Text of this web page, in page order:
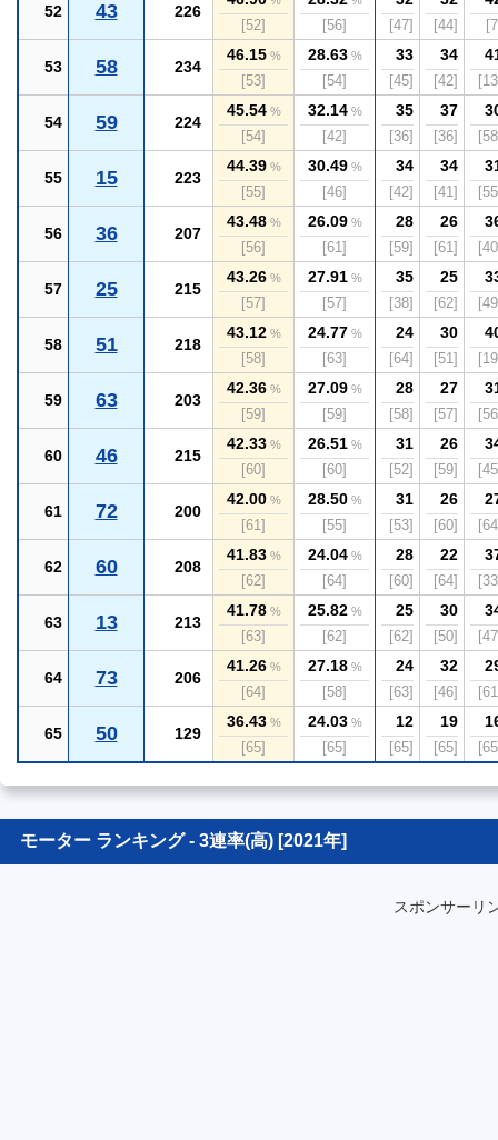
52 43 226
[52] [56] [47] [44]
53 58 234
46.15%
[53]
28.63%
[54]
33
[45]
34
[42]
54 59 224
45.54%
[54]
32.14%
[42]
35
[36]
37
[36]
55 15 223
44.39%
[55]
30.49%
[46]
34
[42]
34
[41]
56 36 207
43.48%
[56]
26.09%
[61]
28
[59]
26
[61]
57 25 215
43.26%
[57]
27.91%
[57]
35
[38]
25
[62]
58 51 218
43.12%
[58]
24.77%
[63]
24
[64]
30
[51]
59 63 203
42.36%
[59]
27.09%
[59]
28
[58]
27
[57]
60 46 215
42.33%
[60]
26.51%
[60]
31
[52]
26
[59]
61 72 200
42.00%
[61]
28.50%
[55]
31
[53]
26
[60]
62 60 208
41.83%
[62]
24.04%
[64]
28
[60]
22
[64]
63 13 213
41.78%
[63]
25.82%
[62]
25
[62]
30
[50]
64 73 206
41.26%
[64]
27.18%
[58]
24
[63]
32
[46]
65 50 129
36.43%
[65]
24.03%
[65]
12
[65]
19
[65]
モーター ランキング - 3連率(高) [2021年]
スポンサーリ